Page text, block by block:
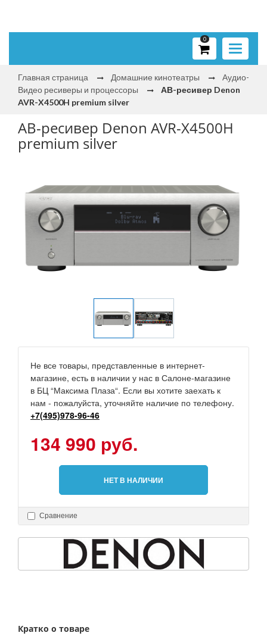
Toggle
0
Главная страница Домашние кинотеатры
Аудио-
Видео ресиверы и процессоры
АВ-ресивер Denon
AVR-X4500H premium silver
АВ-ресивер Denon AVR-X4500H
premium silver
Не все товары, представленные в интернет-
магазине, есть в наличии у нас в Салоне-магазине
в БЦ “Максима Плаза“. Если вы хотите заехать к
нам - пожалуйста, уточняйте наличие по телефону.
+7(495)978-96-46
134 990 руб.
НЕТ В НАЛИЧИИ
Сравнение
Кратко о товаре